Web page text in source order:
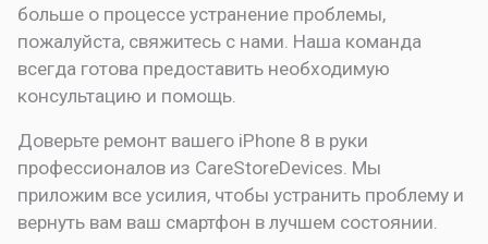
больше о процессе устранение проблемы,
пожалуйста, свяжитесь с нами. Наша команда
всегда готова предоставить необходимую
консультацию и помощь.
Доверьте ремонт вашего iPhone 8 в руки
профессионалов из CareStoreDevices. Мы
приложим все усилия, чтобы устранить проблему и
вернуть вам ваш смартфон в лучшем состоянии.